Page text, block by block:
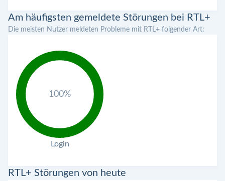
Am häufigsten gemeldete Störungen bei RTL+
Die meisten Nutzer meldeten Probleme mit RTL+ folgender Art:
100%
Login
RTL+ Störungen von heute